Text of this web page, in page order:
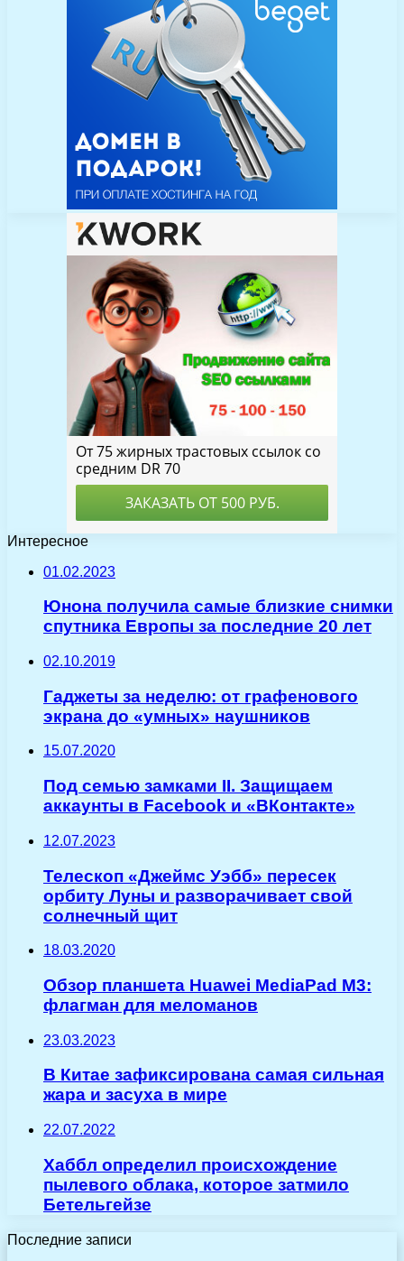
Интересное
01.02.2023
Юнона получила самые близкие снимки
спутника Европы за последние 20 лет
02.10.2019
Гаджеты за неделю: от графенового
экрана до «умных» наушников
15.07.2020
Под семью замками II. Защищаем
аккаунты в Facebook и «ВКонтакте»
12.07.2023
Телескоп «Джеймс Уэбб» пересек
орбиту Луны и разворачивает свой
солнечный щит
18.03.2020
Обзор планшета Huawei MediaPad M3:
флагман для меломанов
23.03.2023
В Китае зафиксирована самая сильная
жара и засуха в мире
22.07.2022
Хаббл определил происхождение
пылевого облака, которое затмило
Бетельгейзе
Последние записи